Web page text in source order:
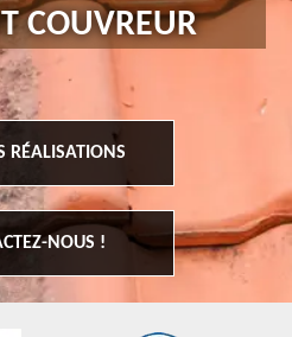
COUVREUR
RÉALISATIONS
NOUS !